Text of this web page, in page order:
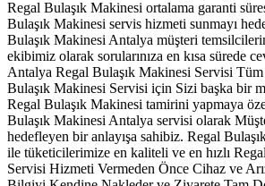
Regal Bulaşık Makinesi ortalama garanti
Bulaşık Makinesi servis hizmeti sunmayı
Bulaşık Makinesi Antalya müşteri
ekibimiz olarak sorularınıza en kısa sürede
Antalya Regal Bulaşık Makinesi Servisi Tüm
Bulaşık Makinesi Servisi için Sizi başka bir
Regal Bulaşık Makinesi tamirini yapmaya
Bulaşık Makinesi Antalya servisi olarak
hedefleyen bir anlayışa sahibiz. Regal
ile tüketicilerimize en kaliteli ve en hızlı
Servisi Hizmeti Vermeden Önce Cihaz ve